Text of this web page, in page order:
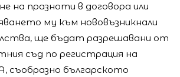
на празноти в договора или
му към нововъзникнали
ще бъдат разрешавани от
съд по регистрация на
съобразно българското